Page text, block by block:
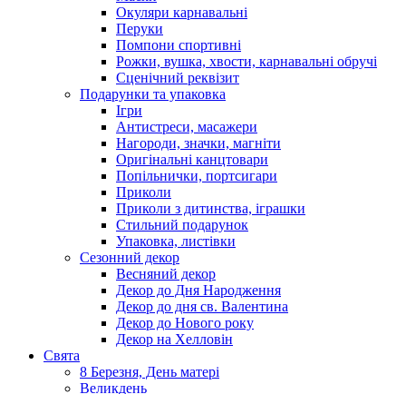
Окуляри карнавальні
Перуки
Помпони спортивні
Рожки, вушка, хвости, карнавальні обручі
Сценічний реквізит
Подарунки та упаковка
Ігри
Антистреси, масажери
Нагороди, значки, магніти
Оригінальні канцтовари
Попільнички, портсигари
Приколи
Приколи з дитинства, іграшки
Стильний подарунок
Упаковка, листівки
Сезонний декор
Весняний декор
Декор до Дня Народження
Декор до дня св. Валентина
Декор до Нового року
Декор на Хелловін
Свята
8 Березня, День матері
Великдень